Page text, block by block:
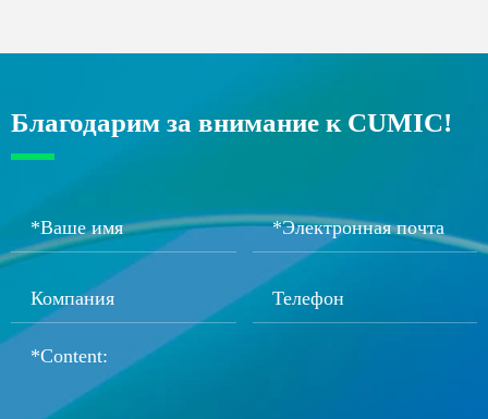
Благодарим за внимание к CUMIC!